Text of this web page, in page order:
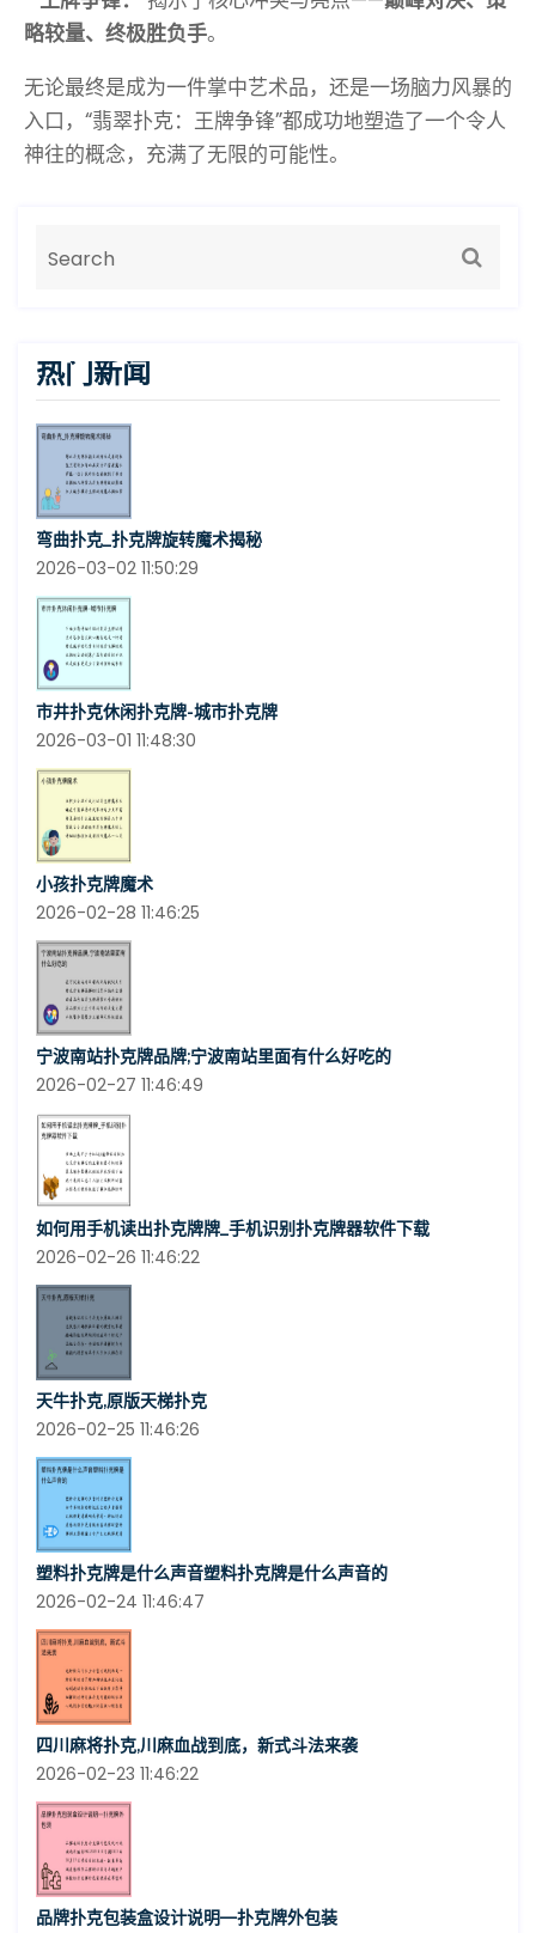
略较量、终极胜负手。
无论最终是成为一件掌中艺术品，还是一场脑力风暴的
入口，“翡翠扑克：王牌争锋”都成功地塑造了一个令人
神往的概念，充满了无限的可能性。
热门新闻
弯曲扑克_扑克牌旋转魔术揭秘
2026-03-02 11:50:29
市井扑克休闲扑克牌-城市扑克牌
2026-03-01 11:48:30
小孩扑克牌魔术
2026-02-28 11:46:25
宁波南站扑克牌品牌;宁波南站里面有什么好吃的
2026-02-27 11:46:49
如何用手机读出扑克牌牌_手机识别扑克牌器软件下载
2026-02-26 11:46:22
天牛扑克,原版天梯扑克
2026-02-25 11:46:26
塑料扑克牌是什么声音塑料扑克牌是什么声音的
2026-02-24 11:46:47
四川麻将扑克,川麻血战到底，新式斗法来袭
2026-02-23 11:46:22
品牌扑克包装盒设计说明—扑克牌外包装